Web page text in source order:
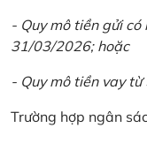
- Quy mô tiền gửi
31/03/2026; hoặc
- Quy mô tiền vay
Trường hợp ngân